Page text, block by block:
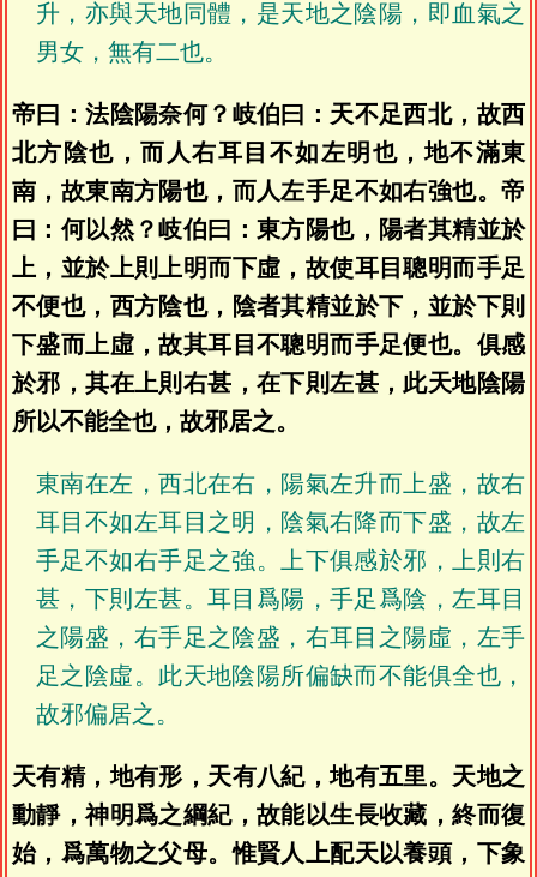
升，亦與天地同體，是天地之陰陽，即血氣之
男女，無有二也。
帝曰：法陰陽奈何？岐伯曰：天不足西北，故西
北方陰也，而人右耳目不如左明也，地不滿東
南，故東南方陽也，而人左手足不如右強也。帝
曰：何以然？岐伯曰：東方陽也，陽者其精並於
上，並於上則上明而下虛，故使耳目聰明而手足
不便也，西方陰也，陰者其精並於下，並於下則
下盛而上虛，故其耳目不聰明而手足便也。俱感
於邪，其在上則右甚，在下則左甚，此天地陰陽
所以不能全也，故邪居之。
東南在左，西北在右，陽氣左升而上盛，故右
耳目不如左耳目之明，陰氣右降而下盛，故左
手足不如右手足之強。上下俱感於邪，上則右
甚，下則左甚。耳目爲陽，手足爲陰，左耳目
之陽盛，右手足之陰盛，右耳目之陽虛，左手
足之陰虛。此天地陰陽所偏缺而不能俱全也，
故邪偏居之。
天有精，地有形，天有八紀，地有五里。天地之
動靜，神明爲之綱紀，故能以生長收藏，終而復
始，爲萬物之父母。惟賢人上配天以養頭，下象